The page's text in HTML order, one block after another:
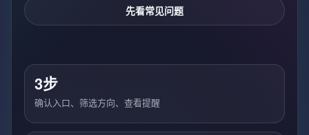
先看常见问题
3步
确认入口、筛选方向、查看提醒